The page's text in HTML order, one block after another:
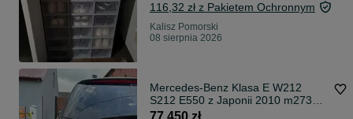
116,32 zł z Pakietem Ochronnym
Kalisz Pomorski
08 sierpnia 2026
Mercedes-Benz Klasa E W212
S212 E550 z Japonii 2010 m273
niski przebieg AMG 5.5